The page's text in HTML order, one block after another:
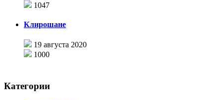
1047
Клирошане
19 августа 2020
1000
Категории